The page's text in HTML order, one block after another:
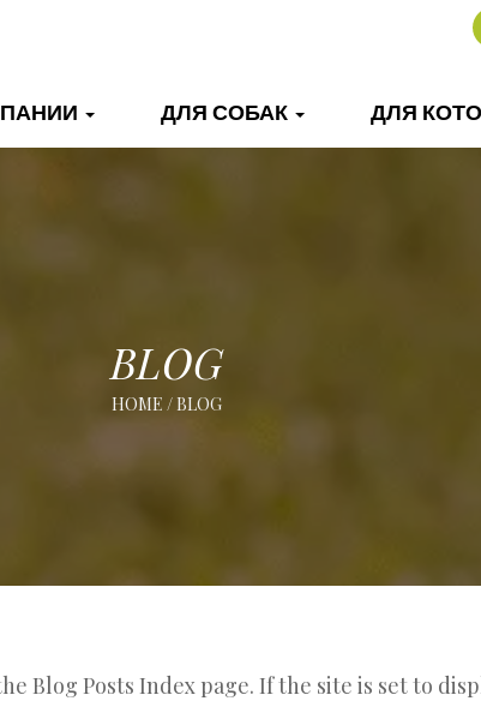
ДЛЯ СОБАК ДЛЯ
BLOG
HOME /BLOG
Blog Posts Index page. If the site is set to